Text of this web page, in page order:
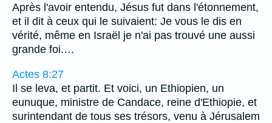
Après l'avoir entendu, Jésus fut dans l'étonnement,
et il dit à ceux qui le suivaient: Je vous le dis en
vérité, même en Israël je n'ai pas trouvé une aussi
grande foi.…
Actes 8:27
Il se leva, et partit. Et voici, un Ethiopien, un
eunuque, ministre de Candace, reine d'Ethiopie, et
surintendant de tous ses trésors, venu à Jérusalem